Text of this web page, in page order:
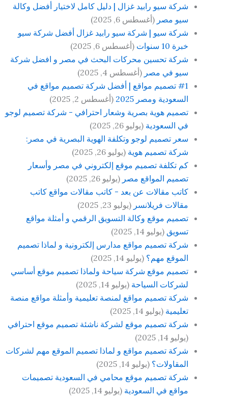
شركة سيو رابيد غزال | دليل كامل لاختيار أفضل وكالة
سيو مصر (أغسطس 6, 2025)
شركة سيو | شركة سيو رابيد غزال أفضل شركة سيو
خبرة 10 سنوات
(أغسطس 6, 2025)
شركة تحسين محركات البحث في مصر و افضل شركة
سيو في مصر (أغسطس 4, 2025)
#1 تصميم مواقع | أفضل شركة تصميم مواقع في
السعودية ومصر 2025
(أغسطس 2, 2025)
تصميم هوية بصرية وشعار احترافي - شركة تصميم لوجو
في السعودية (يوليو 26, 2025)
سعر تصميم لوجو وتكلفة الهوية البصرية في مصر:
شركة تصميم هوية (يوليو 26, 2025)
كم تكلفة تصميم موقع إلكتروني في مصر وأسعار
تصميم المواقع مصر (يوليو 26, 2025)
كاتب مقالات عن بعد - كاتب مقالات مواقع كاتب
مقالات فريلانسر (يوليو 23, 2025)
تصميم موقع وكالة التسويق الرقمي و أمثلة مواقع
تسويق (يوليو 14, 2025)
شركة تصميم مواقع مدارس إلكترونية و لماذا تصميم
الموقع مهم؟ (يوليو 14, 2025)
تصميم موقع شركة سياحة ولماذا تصميم موقع أساسي
لشركات السياحة (يوليو 14, 2025)
شركة تصميم مواقع لمنصة تعليمية وأمثلة مواقع منصة
تعليمية (يوليو 14, 2025)
شركة تصميم موقع لشركة ناشئة تصميم موقع احترافي
(يوليو 14, 2025)
شركة تصميم مواقع و لماذا تصميم الموقع مهم لشركات
المقاولات؟ (يوليو 14, 2025)
شركة تصميم موقع محامي في السعودية تصميمات
مواقع في السعودية (يوليو 14, 2025)